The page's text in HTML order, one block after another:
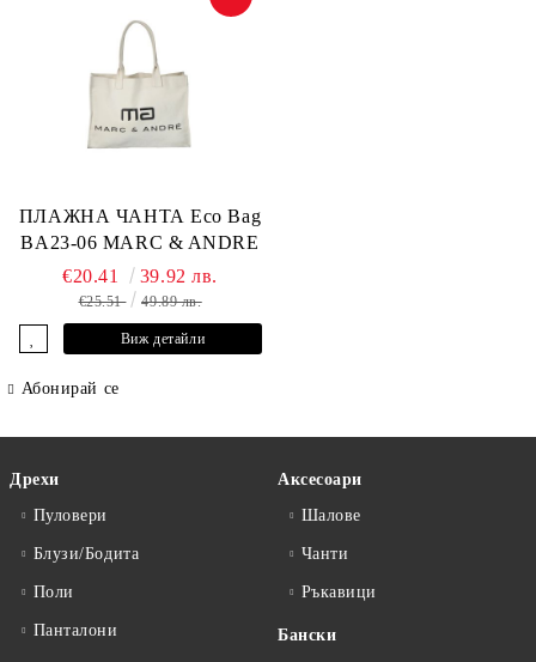
ПЛАЖНА ЧАНТА Eco Bag
BA23-06 MARC & ANDRE
€20.41 39.92 лв.
€25.51 49.89 лв.
Виж детайли
Абонирай се
Дрехи
Пуловери
Блузи/Бодита
Поли
Панталони
Аксесоари
Шалове
Чанти
Ръкавици
Бански